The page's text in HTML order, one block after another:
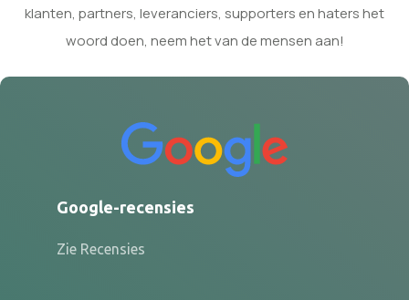
klanten, partners, leveranciers, supporters en haters het
woord doen, neem het van de mensen aan!
Google-recensies
Zie Recensies